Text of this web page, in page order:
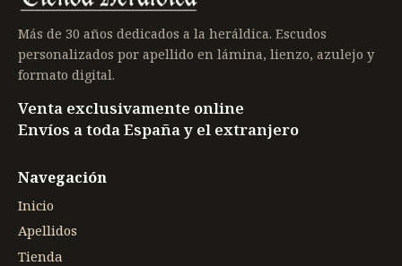
Más de 30 años dedicados a la heráldica. Escudos
personalizados por apellido en lámina, lienzo, azulejo y
formato digital.
Venta exclusivamente online
Envíos a toda España y el extranjero
Navegación
Inicio
Apellidos
Tienda